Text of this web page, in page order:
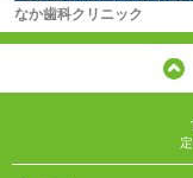
なか歯科クリニック